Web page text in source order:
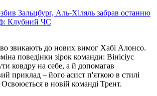
Зальцбург, Аль-Хіляль забрав останню
Клубний ЧС
звикають до нових вимог Хабі Алонсо.
поведінки зірок команди: Вінісіус
ковдру на себе, а й допомагав
приклад – його асист п'яткою в стилі
в новій команді Трент.